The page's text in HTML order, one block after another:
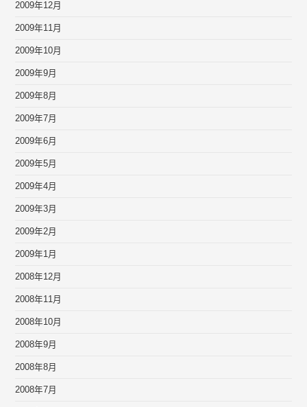
2009年12月
2009年11月
2009年10月
2009年9月
2009年8月
2009年7月
2009年6月
2009年5月
2009年4月
2009年3月
2009年2月
2009年1月
2008年12月
2008年11月
2008年10月
2008年9月
2008年8月
2008年7月